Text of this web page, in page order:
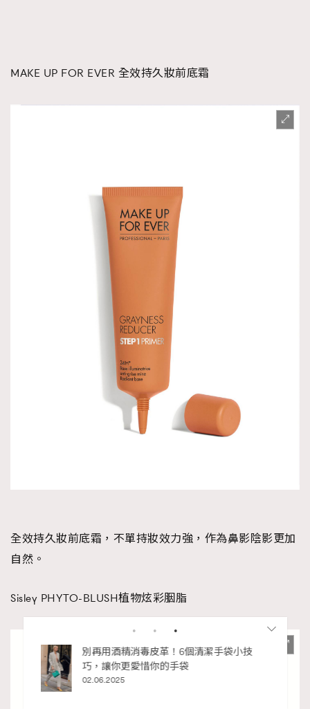
MAKE UP FOR EVER 全效持久妝前底霜
全效持久妝前底霜，不單持妝效力強，作為鼻影陰影更加
自然。
Sisley PHYTO-BLUSH植物炫彩胭脂
別再用酒精消毒皮革！6個清潔手袋小技
巧，讓你更愛惜你的手袋
02.06.2025